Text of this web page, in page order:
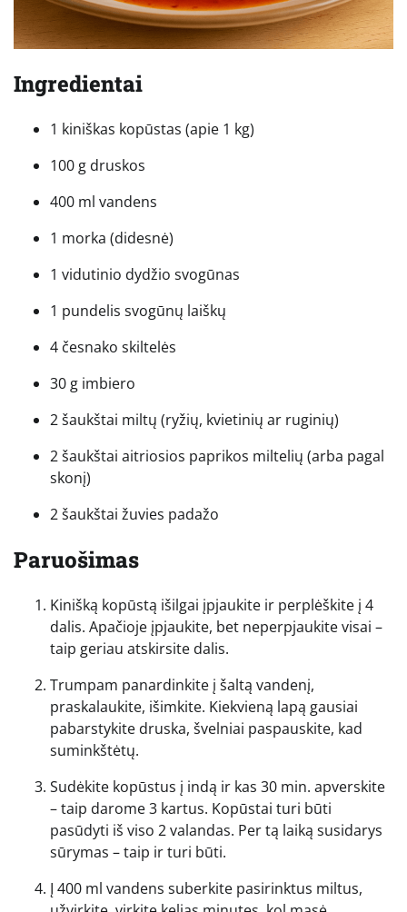
Ingredientai
1 kiniškas kopūstas (apie 1 kg)
100 g druskos
400 ml vandens
1 morka (didesnė)
1 vidutinio dydžio svogūnas
1 pundelis svogūnų laiškų
4 česnako skiltelės
30 g imbiero
2 šaukštai miltų (ryžių, kvietinių ar ruginių)
2 šaukštai aitriosios paprikos miltelių (arba pagal
skonį)
2 šaukštai žuvies padažo
Paruošimas
Kinišką kopūstą išilgai įpjaukite ir perplėškite į 4
dalis. Apačioje įpjaukite, bet neperpjaukite visai –
taip geriau atskirsite dalis.
Trumpam panardinkite į šaltą vandenį,
praskalaukite, išimkite. Kiekvieną lapą gausiai
pabarstykite druska, švelniai paspauskite, kad
suminkštėtų.
Sudėkite kopūstus į indą ir kas 30 min. apverskite
– taip darome 3 kartus. Kopūstai turi būti
pasūdyti iš viso 2 valandas. Per tą laiką susidarys
sūrymas – taip ir turi būti.
Į 400 ml vandens suberkite pasirinktus miltus,